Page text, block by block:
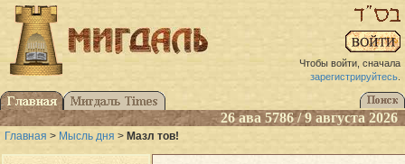
Чтобы войти, сначала
зарегистрируйтесь.
26 ава 5786 / 9 августа 2026
Главная > Мысль дня > Мазл тов!